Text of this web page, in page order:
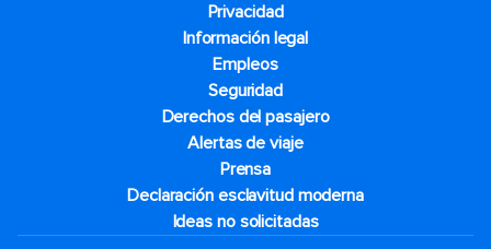
Privacidad
Información legal
Empleos
Seguridad
Derechos del pasajero
Alertas de viaje
Prensa
Declaración esclavitud moderna
Ideas no solicitadas